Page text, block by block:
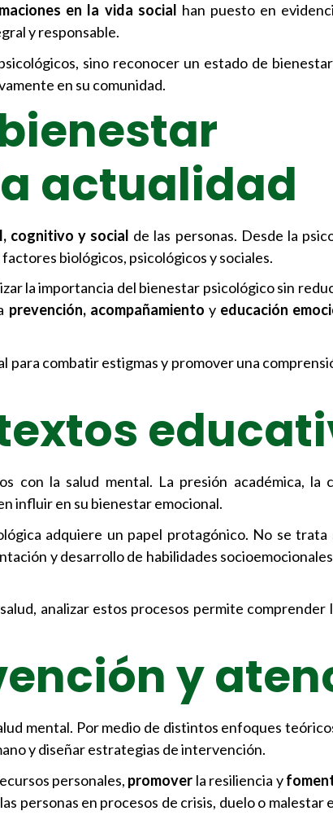
en la vida social han puesto en
y responsable.
sino reconocer un estado de
en su comunidad.
actualidad
cognitivo y social de las personas. Desde la
biológicos, psicológicos y sociales.
la importancia del bienestar psicológico sin
prevención, acompañamiento y educación
combatir estigmas y promover una
con la salud mental. La presión académica, la
influir en su bienestar emocional.
adquiere un papel protagónico. No se
y desarrollo de habilidades
analizar estos procesos permite
y
mental. Por medio de distintos enfoques
y diseñar estrategias de intervención.
personales, promover la resiliencia y
personas en procesos de crisis, duelo o malestar